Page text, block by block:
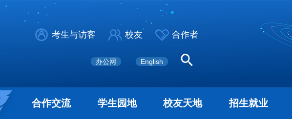
考生与访客 校友 合作者
办公网 English
合作交流 学生园地 校友天地 招生就业